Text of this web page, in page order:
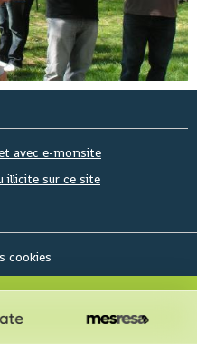
avec e-monsite
illicite sur ce site
cookies